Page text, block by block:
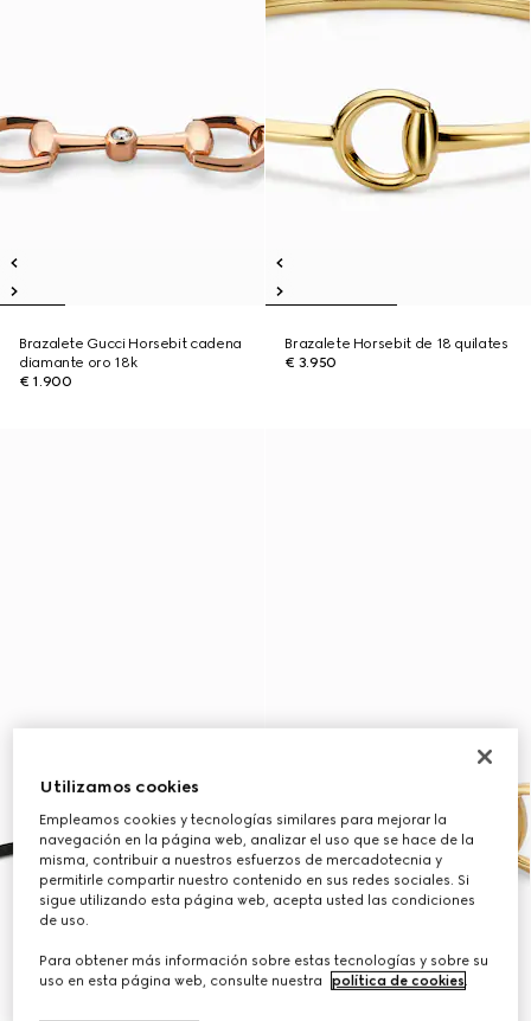
Brazalete Gucci Horsebit cadena
diamante oro 18k
€ 1.900
Brazalete Horsebit de 18 quilates
€ 3.950
Utilizamos cookies
Empleamos cookies y tecnologías similares para mejorar la
navegación en la página web, analizar el uso que se hace de la
misma, contribuir a nuestros esfuerzos de mercadotecnia y
permitirle compartir nuestro contenido en sus redes sociales. Si
sigue utilizando esta página web, acepta usted las condiciones
de uso.
Para obtener más información sobre estas tecnologías y sobre su
uso en esta página web, consulte nuestra
política de cookies.